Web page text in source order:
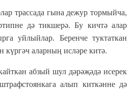
трассада гына дежур тормыйча,
дә тикшерә. Бу кичтә алар
уйлыйлар. Беренче туктаткан
күргәч аларның исләре китә.
абзый шул дәрәҗәдә исерек
алып киткәнне дә